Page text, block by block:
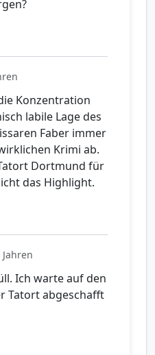
Konzentration
labile Lage des
Faber immer
Krimi ab.
Dortmund für
das Highlight.
Ich warte auf den
Tatort abgeschafft